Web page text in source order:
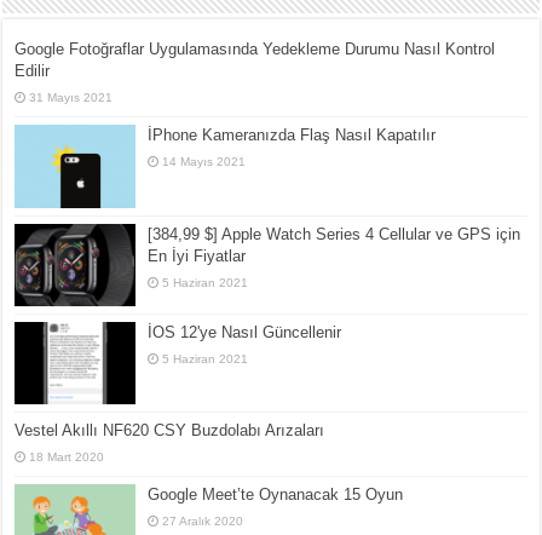
Google Fotoğraflar Uygulamasında Yedekleme Durumu Nasıl Kontrol
Edilir
31 Mayıs 2021
İPhone Kameranızda Flaş Nasıl Kapatılır
14 Mayıs 2021
[384,99 $] Apple Watch Series 4 Cellular ve GPS için
En İyi Fiyatlar
5 Haziran 2021
İOS 12'ye Nasıl Güncellenir
5 Haziran 2021
Vestel Akıllı NF620 CSY Buzdolabı Arızaları
18 Mart 2020
Google Meet’te Oynanacak 15 Oyun
27 Aralık 2020